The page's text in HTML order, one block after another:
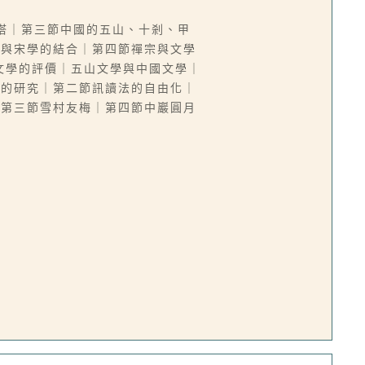
第三節中國的五山、十剎、甲
宋學的結合｜第四節禪宗與文學
的評價｜五山文學與中國文學｜
研究｜第二節訊讀法的自由化｜
三節雪村友梅｜第四節中巖圓月